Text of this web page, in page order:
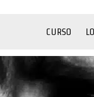
CURSO